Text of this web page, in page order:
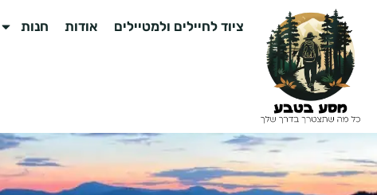
ציוד לחיילים ולמטיילים אודות חנות